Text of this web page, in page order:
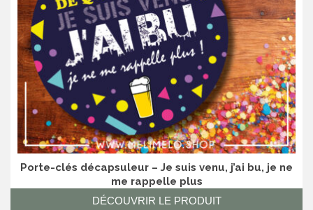
Porte-clés décapsuleur – Je suis venu, j’ai bu, je ne
me rappelle plus
DÉCOUVRIR LE PRODUIT